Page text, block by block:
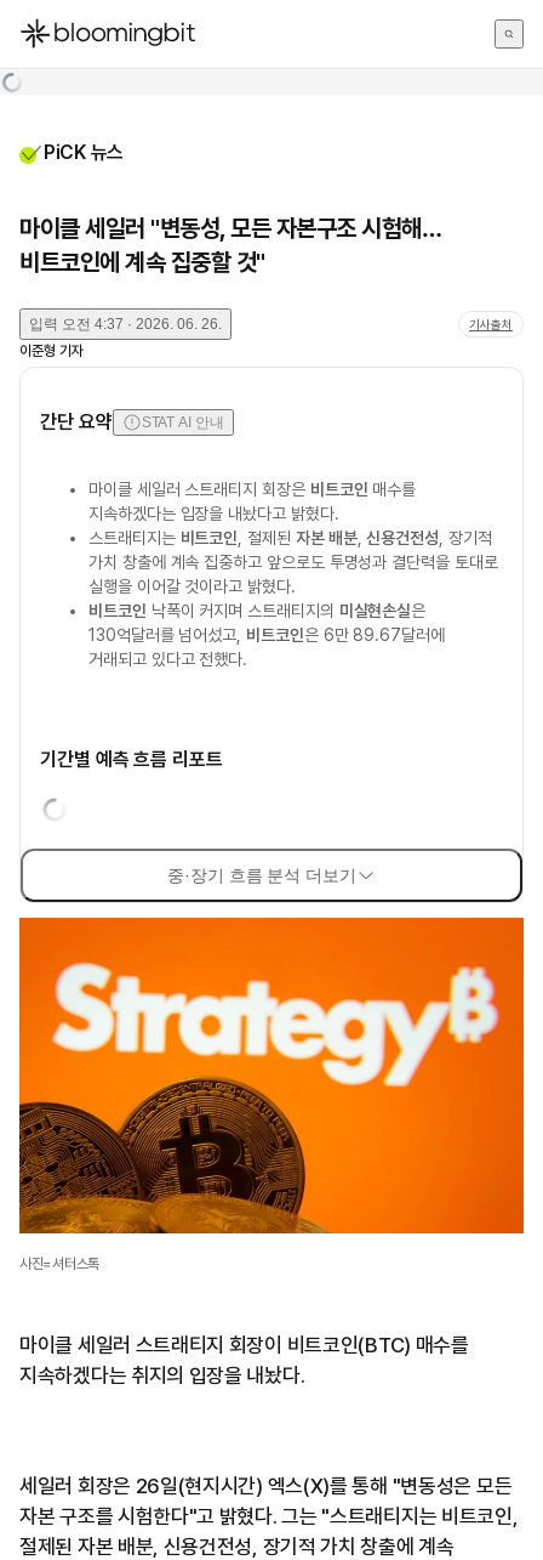
한국어
PiCK 뉴스
마이클 세일러 "변동성, 모든 자본구조 시험해…
비트코인에 계속 집중할 것"
입력 오전 4:37 · 2026. 06. 26. 기사출처
이준형 기자
간단 요약 STAT AI 안내
마이클 세일러 스트래티지 회장은 비트코인 매수를
지속하겠다는 입장을 내놨다고 밝혔다.
스트래티지는 비트코인 , 절제된 자본 배분,신용건전성 , 장기적
가치 창출에 계속 집중하고 앞으로도 투명성과 결단력을 토대로
실행을 이어갈 것이라고 밝혔다.
비트코인 낙폭이 커지며 스트래티지의 미실현손실은
130억달러를 넘어섰고, 비트코인은 6만 89.67달러에
거래되고 있다고 전했다.
기간별 예측 흐름 리포트
중·장기 흐름 분석 더보기
사진=셔터스톡
마이클 세일러 스트래티지 회장이 비트코인(BTC) 매수를
지속하겠다는 취지의 입장을 내놨다.
세일러 회장은 26일(현지시간) 엑스(X)를 통해 "변동성은 모든
자본 구조를 시험한다"고 밝혔다. 그는 "스트래티지는 비트코인,
절제된 자본 배분, 신용건전성, 장기적 가치 창출에 계속